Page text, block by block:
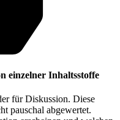
einzelner Inhaltsstoffe
für Diskussion. Diese
pauschal abgewertet.